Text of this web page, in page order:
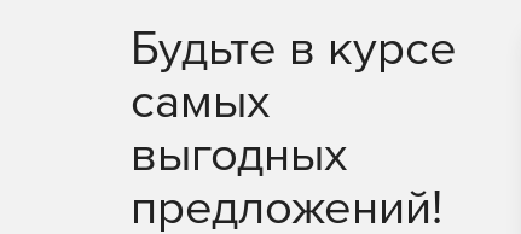
Будьте в курсе
самых
выгодных
предложений!